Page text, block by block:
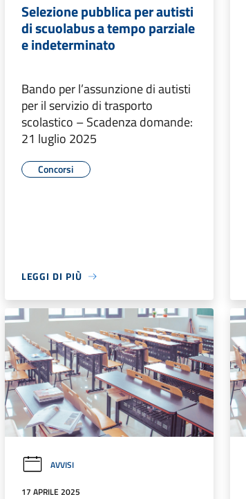
Selezione pubblica per autisti
di scuolabus a tempo parziale
e indeterminato
Bando per l’assunzione di autisti
per il servizio di trasporto
scolastico – Scadenza domande:
21 luglio 2025
Concorsi
LEGGI DI PIÙ
AVVISI
17 APRILE 2025